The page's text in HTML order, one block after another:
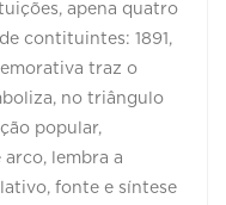
apena quatro
contituintes: 1891,
traz o
no triângulo
popular,
lembra a
fonte e síntese